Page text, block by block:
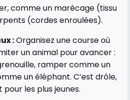
comme un marécage (tissu
(cordes enroulées).
:Organisez une course où
un animal pour avancer :
ramper comme un
un éléphant. C’est drôle,
les plus jeunes.